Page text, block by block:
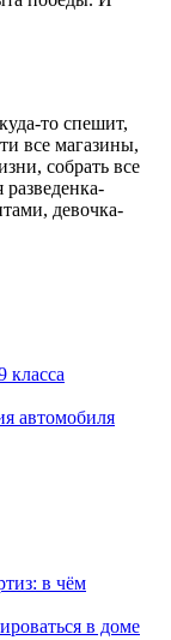
то спешит,
все магазины,
собрать все
девочка-
класса
автомобиля
в чём
в доме